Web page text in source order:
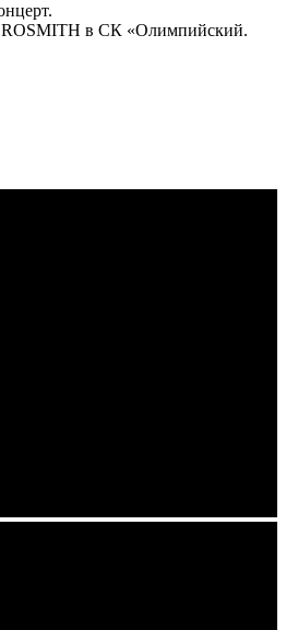
в СК «Олимпийский.